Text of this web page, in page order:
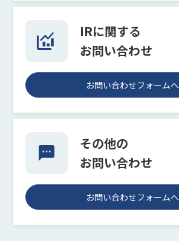
IRに関する
お問い合わせ
お問い合わせフォームへ
その他の
お問い合わせ
お問い合わせフォームへ